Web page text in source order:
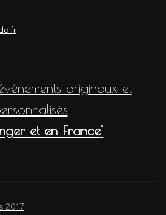
originaux et
et en France"
2017